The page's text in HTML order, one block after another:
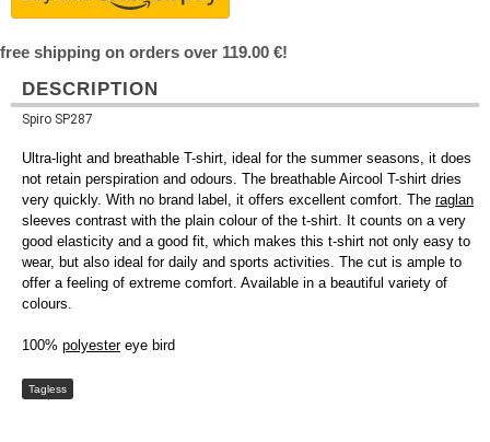
free shipping on orders over 119.00 €!
DESCRIPTION
Spiro SP287
Ultra-light and breathable T-shirt, ideal for the summer seasons, it does
not retain perspiration and odours. The breathable Aircool T-shirt dries
very quickly. With no brand label, it offers excellent comfort. The raglan
sleeves contrast with the plain colour of the t-shirt. It counts on a very
good elasticity and a good fit, which makes this t-shirt not only easy to
wear, but also ideal for daily and sports activities. The cut is ample to
offer a feeling of extreme comfort. Available in a beautiful variety of
colours.
100% polyestereye bird
Tagless